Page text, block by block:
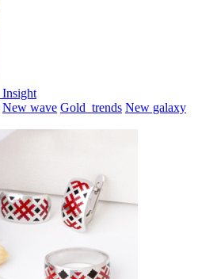
Insight
New wave Gold_trends New galaxy